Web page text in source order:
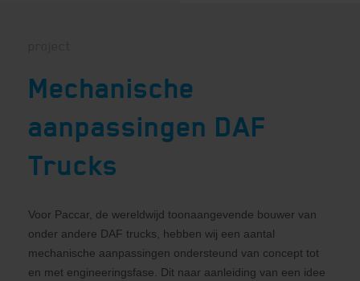
Mechanische
aanpassingen DAF
Trucks
Voor Paccar, de wereldwijd toonaangevende bouwer van
onder andere DAF trucks, hebben wij een aantal
mechanische aanpassingen ondersteund van concept tot
en met engineeringsfase. Dit naar aanleiding van een idee